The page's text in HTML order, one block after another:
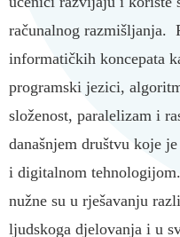
računalnog razmišljanja.
informatičkih koncepata
programski jezici,
složenost, paralelizam i
današnjem društvu koje
i digitalnom
nužne su u rješavanju
ljudskoga djelovanja i u